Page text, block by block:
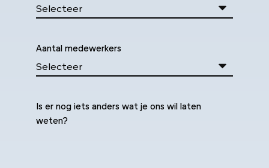
Aantal medewerkers
Is er nog iets anders wat je ons wil laten
weten?